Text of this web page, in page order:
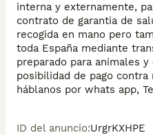
interna y externamente,
contrato de garantia de
recogida en mano pero
toda España mediante
preparado para animales
posibilidad de pago
ID del anuncio:UrgrKXHPE